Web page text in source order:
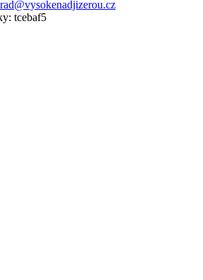
tcebaf5